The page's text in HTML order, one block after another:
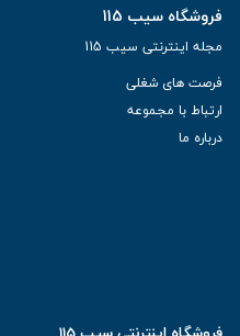
فروشگاه سیب 115
مجله اینترنتی سیب 115
فرصت های شغلی
ارتباط با مجموعه
درباره ما